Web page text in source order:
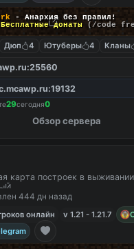
- Анархия без правил!
Бесплатные донаты (/code
Дюп 4 Ютуберы 4 Кланы
29сегодня0
Обзор сервера
карта построек в
444 дн назад
онлайн
v 1.21 - 1.21.7